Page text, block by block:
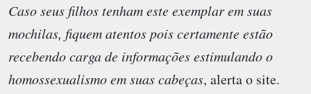
Caso seus filhos tenham este exemplar em suas
mochilas, fiquem atentos pois certamente estão
recebendo carga de informações estimulando o
homossexualismo em suas cabeças, alerta o site.